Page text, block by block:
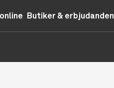
Butiker & erbjudanden